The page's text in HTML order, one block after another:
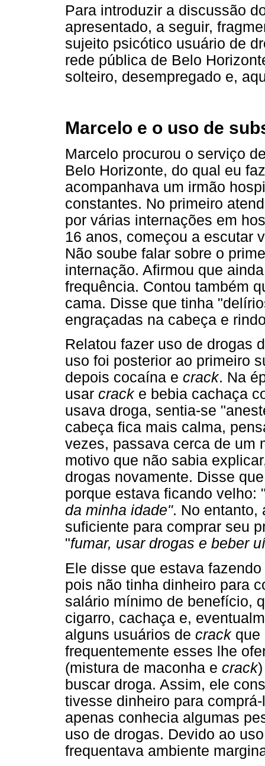
Para introduzir a discussão
apresentado, a seguir,
sujeito psicótico usuário de
rede pública de Belo
solteiro, desempregado e,
Marcelo e o uso de
Marcelo procurou o serviço
Belo Horizonte, do qual eu
acompanhava um irmão
constantes. No primeiro
por várias internações em
16 anos, começou a escutar
Não soube falar sobre o
internação. Afirmou que
frequência. Contou também
cama. Disse que tinha
engraçadas na cabeça e
Relatou fazer uso de drogas
uso foi posterior ao primeiro
depois cocaína e crack. Na
usar cracke bebia cachaça
usava droga, sentia-se
cabeça fica mais calma,
vezes, passava cerca de um
motivo que não sabia
drogas novamente. Disse
porque estava ficando velho:
da minha idade". No entanto,
suficiente para comprar seu
"fumar, usar drogas e beber
Ele disse que estava
pois não tinha dinheiro para
salário mínimo de benefício,
cigarro, cachaça e,
alguns usuários de crackque
frequentemente esses lhe
(mistura de maconha e crack
buscar droga. Assim, ele
tivesse dinheiro para
apenas conhecia algumas
uso de drogas. Devido ao
frequentava ambiente